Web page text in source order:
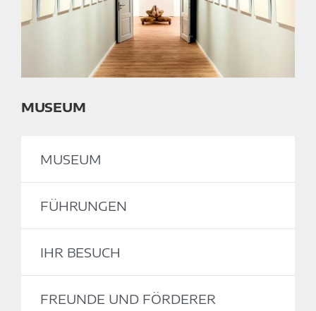
MUSEUM
MUSEUM
FÜHRUNGEN
IHR BESUCH
FREUNDE UND FÖRDERER